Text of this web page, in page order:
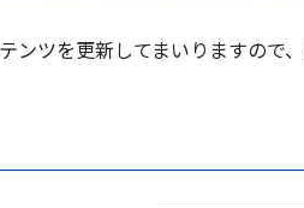
ンツを更新してまいりますので